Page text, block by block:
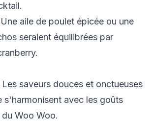
aile de poulet épicée ou une
seraient équilibrées par
Les saveurs douces et onctueuses
s'harmonisent avec les goûts
Woo Woo.